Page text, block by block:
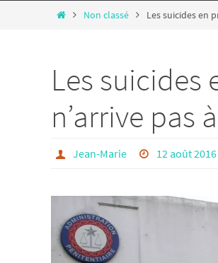
HomeNon classé Les suicides en
Les suicides
n’arrive pas
Jean-Marie 12 août 2016